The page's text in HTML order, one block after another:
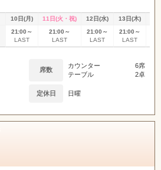
10日(月) 11日(火・祝) 12日(水) 13日(木)
21:00～
LAST
21:00～
LAST
21:00～
LAST
21:00～
LAST
席数
カウンター
6席
テーブル
2卓
定休日 日曜